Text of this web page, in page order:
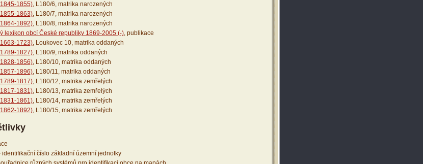
1855), L180/6, matrika narozených
1863), L180/7, matrika narozených
1892), L180/8, matrika narozených
lexikon obcí České republiky 1869-2005 (-), publikace
1723), Loukovec 10, matrika oddaných
1827), L180/9, matrika oddaných
1856), L180/10, matrika oddaných
1896), L180/11, matrika oddaných
1817), L180/12, matrika zemřelých
1831), L180/13, matrika zemřelých
1861), L180/14, matrika zemřelých
1892), L180/15, matrika zemřelých
identifikační číslo základní územní jednotky